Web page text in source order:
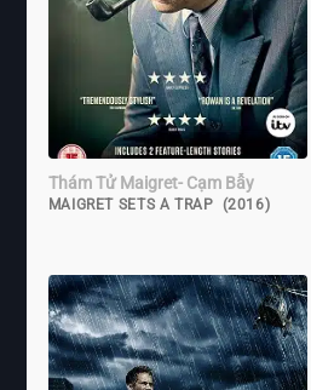
Thám Tử Maigret- Cạm Bẫy
MAIGRET SETS A TRAP (2016)